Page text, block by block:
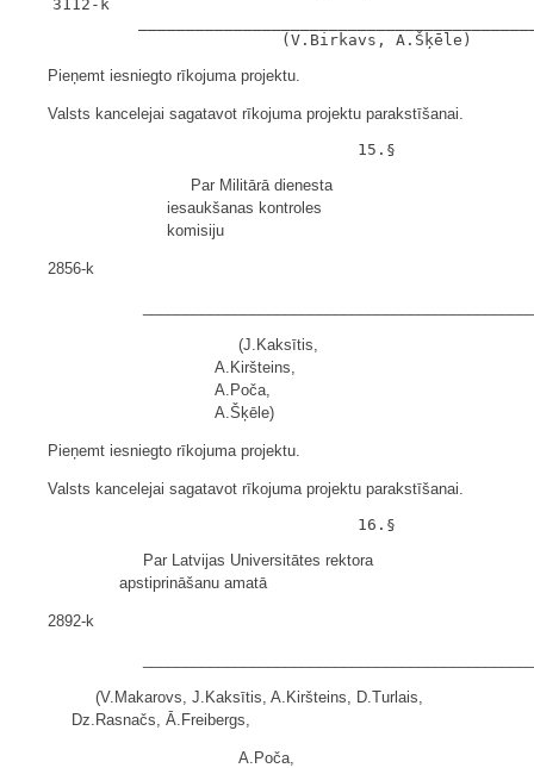
3112-k
Pieņemt iesniegto rīkojuma projektu.
Valsts kancelejai sagatavot rīkojuma projektu parakstīšanai.
Par Militārā dienesta
iesaukšanas kontroles
komisiju
2856-k
(J.Kaksītis,
A.Kiršteins,
A.Poča,
A.Šķēle)
Pieņemt iesniegto rīkojuma projektu.
Valsts kancelejai sagatavot rīkojuma projektu parakstīšanai.
Par Latvijas Universitātes rektora
apstiprināšanu amatā
2892-k
(V.Makarovs, J.Kaksītis, A.Kiršteins, D.Turlais,
Dz.Rasnačs, Ā.Freibergs,
A.Poča,